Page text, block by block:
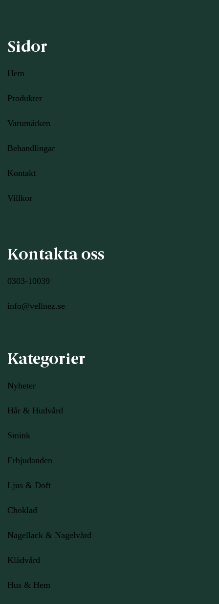
Sidor
Hem
Produkter
Varumärken
Behandlingar
Kontakt
Villkor
Kontakta oss
0303-10039
info@vellnez.se
Kategorier
Nyheter
Hår & Hudvård
Smink
Erbjudanden
Ljus & Doft
Choklad
Nagellack & Nagelvård
Klädvård
Hus & Hem